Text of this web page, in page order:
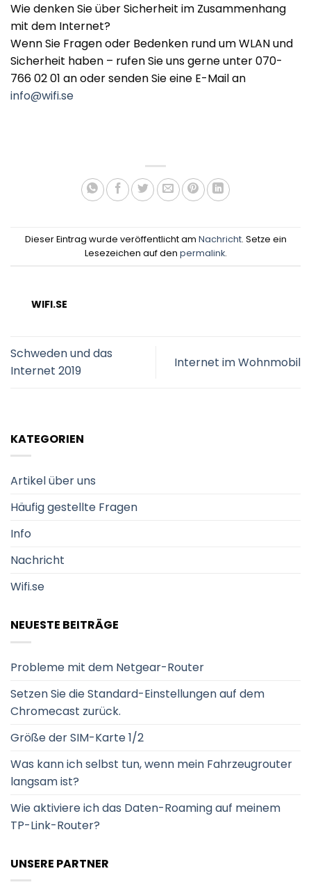
Wie denken Sie über Sicherheit im Zusammenhang
mit dem Internet?
Wenn Sie Fragen oder Bedenken rund um WLAN und
Sicherheit haben – rufen Sie uns gerne unter 070-
766 02 01 an oder senden Sie eine E-Mail an
info@wifi.se
Dieser Eintrag wurde veröffentlicht am Nachricht. Setze ein
Lesezeichen auf den permalink.
WIFI.SE
Schweden und das
Internet 2019
Internet im Wohnmobil
KATEGORIEN
Artikel über uns
Häufig gestellte Fragen
Info
Nachricht
Wifi.se
NEUESTE BEITRÄGE
Probleme mit dem Netgear-Router
Setzen Sie die Standard-Einstellungen auf dem
Chromecast zurück.
Größe der SIM-Karte 1/2
Was kann ich selbst tun, wenn mein Fahrzeugrouter
langsam ist?
Wie aktiviere ich das Daten-Roaming auf meinem
TP-Link-Router?
UNSERE PARTNER